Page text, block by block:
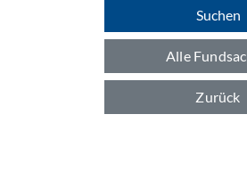
Suchen
Alle
Zurück